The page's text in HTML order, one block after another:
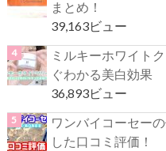
まとめ！
39,163ビュー
ミルキーホワイト
ぐわかる美白効果
36,893ビュー
ワンバイコーセー
した口コミ評価！